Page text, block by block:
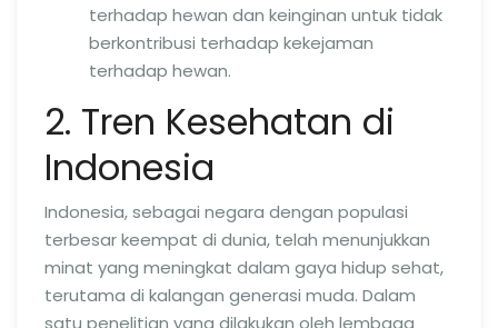
terhadap hewan dan keinginan untuk tidak
berkontribusi terhadap kekejaman
terhadap hewan.
2. Tren Kesehatan di
Indonesia
Indonesia, sebagai negara dengan populasi
terbesar keempat di dunia, telah menunjukkan
minat yang meningkat dalam gaya hidup sehat,
terutama di kalangan generasi muda. Dalam
satu penelitian yang dilakukan oleh lembaga